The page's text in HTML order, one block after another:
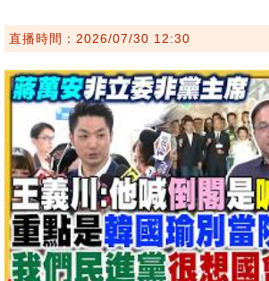
直播時間：2026/07/30 12:30